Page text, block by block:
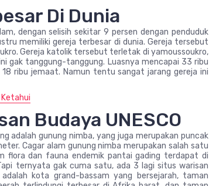
Di Dunia
dengan selisih sekitar 9 persen dengan penduduk
memiliki gereja terbesar di dunia. Gereja tersebut
Gereja katolik tersebut terletak di yamoussoukro,
gak tanggung-tanggung. Luasnya mencapai 33 ribu
ribu jemaat. Namun tentu sangat jarang gereja ini
Ketahui
Budaya UNESCO
adalah gunung nimba, yang juga merupakan puncak
Cagar alam gunung nimba merupakan salah satu
flora dan fauna endemik pantai gading terdapat di
ternyata gak cuma satu, ada 3 lagi situs warisan
kota grand-bassam yang bersejarah, taman